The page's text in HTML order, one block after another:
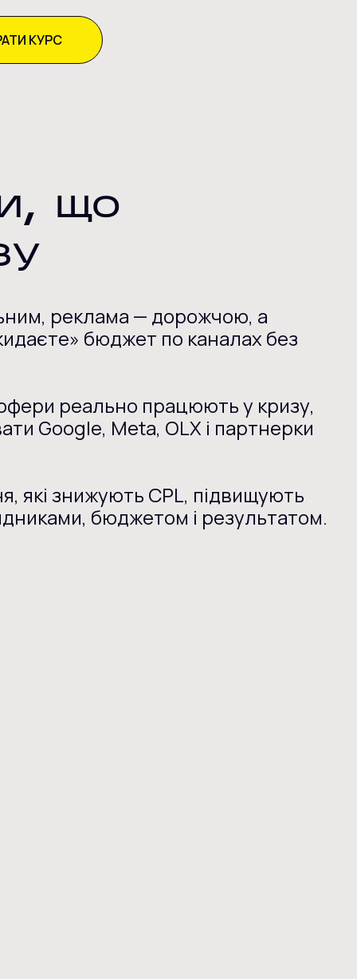
КУРС
що
реклама — дорожчою, а
бюджет по каналах без
реально працюють у кризу,
Google, Meta, OLX і партнерки
які знижують CPL, підвищують
бюджетом і результатом.